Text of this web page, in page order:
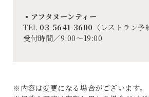
▪アフタヌーンティー
TEL 03-5641-3600 （レストラン予
受付時間／9:00～19:00
※内容は変更になる場合がございます。